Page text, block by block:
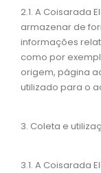
2.1. A Coisarada
armazenar de
informações
como por
origem, página
utilizado para o
3. Coleta e
3.1. A Coisarada